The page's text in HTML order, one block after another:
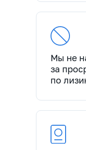
Мы не
за
по